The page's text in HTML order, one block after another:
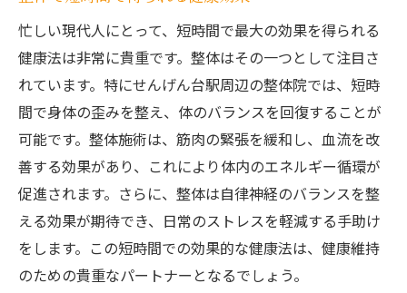
忙しい現代人にとって、短時間で最大の効果を得られる
健康法は非常に貴重です。整体はその一つとして注目さ
れています。特にせんげん台駅周辺の整体院では、短時
間で身体の歪みを整え、体のバランスを回復することが
可能です。整体施術は、筋肉の緊張を緩和し、血流を改
善する効果があり、これにより体内のエネルギー循環が
促進されます。さらに、整体は自律神経のバランスを整
える効果が期待でき、日常のストレスを軽減する手助け
をします。この短時間での効果的な健康法は、健康維持
のための貴重なパートナーとなるでしょう。